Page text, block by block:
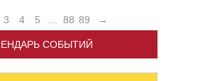
3 4 5 88 89 →
СОБЫТИЙ